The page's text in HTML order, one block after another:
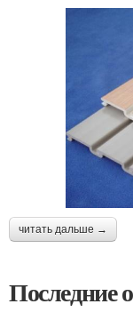
читать дальше →
Последние